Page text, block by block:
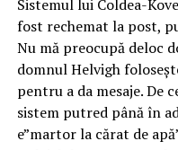
Sistemul lui Coldea-
fost rechemat la post,
Nu mă preocupă deloc
domnul Helvigh
pentru a da mesaje. De
sistem putred până în
e”martor la cărat de